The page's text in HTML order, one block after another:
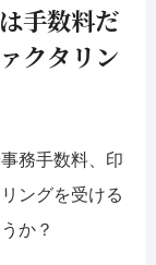
419-2433
手数料だ
クタリン
務手数料、印
ングを受ける
か？